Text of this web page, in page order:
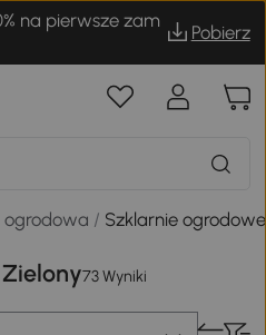
na pierwsze zam
Pobierz
ogrodowa / Szklarnie ogrodowe
Zielony73 Wyniki